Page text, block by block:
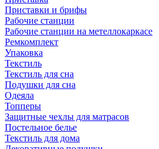
Приставки и брифы
Рабочие станции
Рабочие станции на метеллокаркасе
Ремкомплект
Упаковка
Текстиль
Текстиль для сна
Подушки для сна
Одеяла
Топперы
Защитные чехлы для матрасов
Постельное белье
Текстиль для дома